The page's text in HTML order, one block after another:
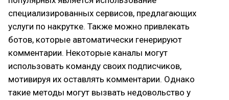
специализированных сервисов, предлагающих
услуги по накрутке. Также можно привлекать
ботов, которые автоматически генерируют
комментарии. Некоторые каналы могут
использовать команду своих подписчиков,
мотивируя их оставлять комментарии. Однако
такие методы могут вызвать недовольство у